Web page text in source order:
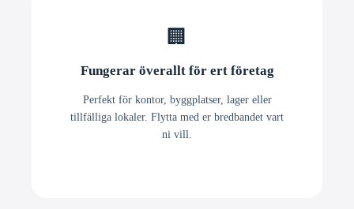
🏢
Fungerar överallt för ert företag
Perfekt för kontor, byggplatser, lager eller
tillfälliga lokaler. Flytta med er bredbandet vart
ni vill.